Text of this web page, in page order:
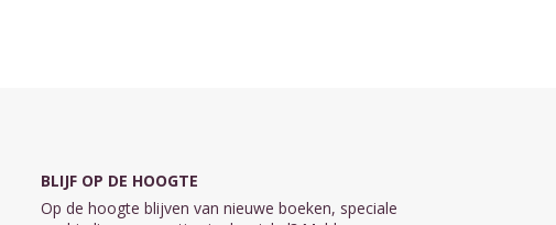
BLIJF OP DE HOOGTE
Op de hoogte blijven van nieuwe boeken, speciale